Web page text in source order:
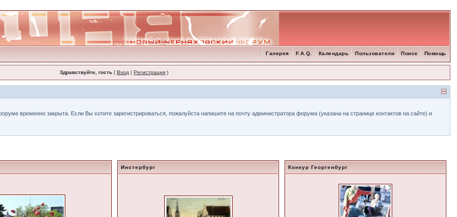
Помощь
Поиск
Пользователи
Календарь
F.A.Q.
Галерея
Здравствуйте, гость (Вход |Регистрация )
временно закрыта. Если Вы хотите зарегистрироваться, пожалуйста напишите на почту администратора форума (указана на странице контактов на сайте) и
Инстербург Конкур Георгенбург